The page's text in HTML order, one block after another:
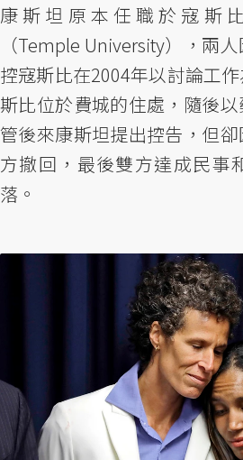
康斯坦原本任職於寇斯
（Temple University），兩
控寇斯比在2004年以討論工
斯比位於費城的住處，隨後
管後來康斯坦提出控告，但
方撤回，最後雙方達成民事
落。